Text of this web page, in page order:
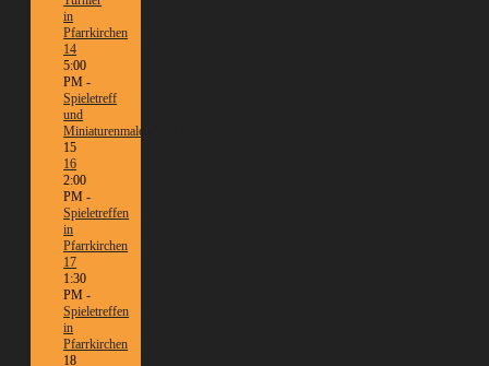
in
Pfarrkirchen
14
5:00
PM -
Spieletreff
und
Miniaturenmalen/Tabletop
15
16
2:00
PM -
Spieletreffen
in
Pfarrkirchen
17
1:30
PM -
Spieletreffen
in
Pfarrkirchen
18